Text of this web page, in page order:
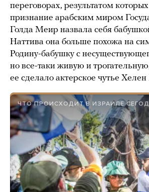
переговорах, результатом
признание арабским миром
Голда Меир назвала себя
Наттива она больше похожа на
Родину-бабушку с
но все-таки живую и
ее сделало актерское чутье
ЧТО ПРОИСХОДИТ В ИЗРАИЛЕ